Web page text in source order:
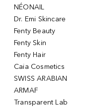
NÉONAIL
Dr. Emi Skincare
Fenty Beauty
Fenty Skin
Fenty Hair
Caia Cosmetics
SWISS ARABIAN
ARMAF
Transparent Lab